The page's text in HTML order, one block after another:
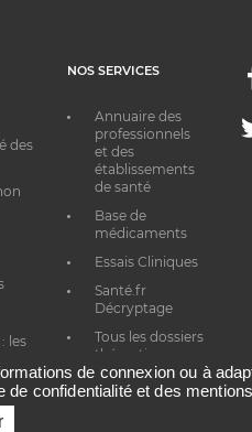
des
les
NOS SERVICES
Annuaire des
professionnels
et des
établissements
de santé
Base de
médicaments
Essais Cliniques
Santé.fr
Décryptage
Tous les dossiers
thématiques
de connexion ou à
confidentialité et des